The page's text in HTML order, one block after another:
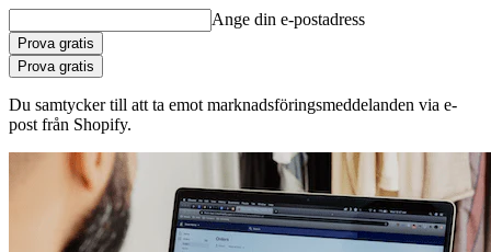
Ange din e-postadress
Prova gratis
Prova gratis
Du samtycker till att ta emot marknadsföringsmeddelanden via e-
post från Shopify.